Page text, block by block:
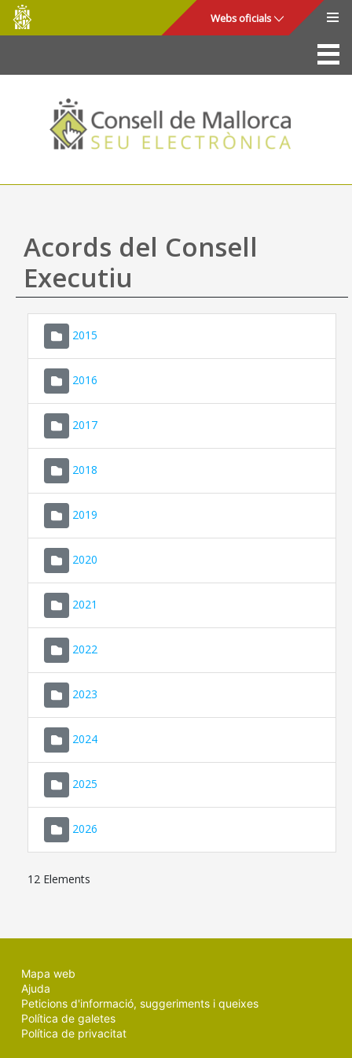
Salta al contingut principal
Consell
de
Mallorca
Webs oficials
La Seu
Consell de Mallorca
Accés i seguretat
Utilitats
Ajuda
Acords del Consell
Executiu
2015
2016
2017
2018
2019
2020
2021
2022
2023
2024
2025
2026
12 Elements
Mapa web
Ajuda
Peticions d'informació, suggeriments i queixes
Política de galetes
Política de privacitat